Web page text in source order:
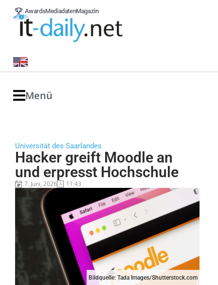
AwardsMediadatenMagazin
Menü
Universität des Saarlandes
Hacker greift Moodle an
und erpresst Hochschule
7. Juni, 2026 11:43
Bildquelle: Tada Images/Shutterstock.com